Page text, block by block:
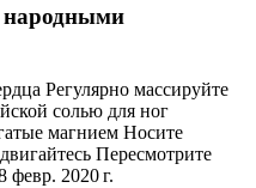
народными
Регулярно массируйте
солью для ног
магнием Носите
Пересмотрите
2020 г.